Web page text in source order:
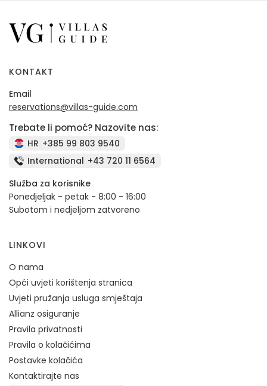
KONTAKT
Email
reservations@villas-guide.com
Trebate li pomoć? Nazovite nas:
HR +385 99 803 9540
International +43 720 11 6564
Služba za korisnike
Ponedjeljak - petak - 8:00 - 16:00
Subotom i nedjeljom zatvoreno
LINKOVI
O nama
Opći uvjeti korištenja stranica
Uvjeti pružanja usluga smještaja
Allianz osiguranje
Pravila privatnosti
Pravila o kolačićima
Postavke kolačića
Kontaktirajte nas